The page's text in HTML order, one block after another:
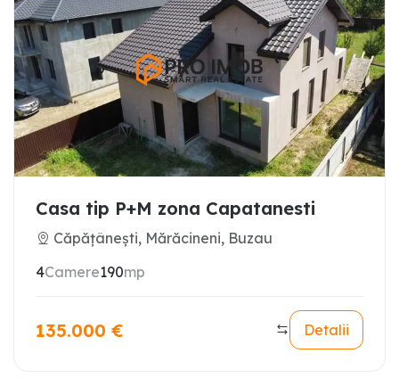
Casa tip P+M zona Capatanesti
Căpățânești, Mărăcineni, Buzau
4Camere190mp
135.000 € Detalii